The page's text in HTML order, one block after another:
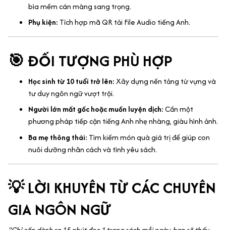
bìa mềm cán màng sang trọng.
Phụ kiện: Tích hợp mã QR tải File Audio tiếng Anh.
🎯 ĐỐI TƯỢNG PHÙ HỢP
Học sinh từ 10 tuổi trở lên:Xây dựng nền tảng từ vựng và
tư duy ngôn ngữ vượt trội.
Người lớn mất gốc hoặc muốn luyện dịch:Cần một
phương pháp tiếp cận tiếng Anh nhẹ nhàng, giàu hình ảnh.
Ba mẹ thông thái: Tìm kiếm món quà giá trị để giúp con
nuôi dưỡng nhân cách và tình yêu sách.
💡 LỜI KHUYÊN TỪ CÁC CHUYÊN
GIA NGÔN NGỮ